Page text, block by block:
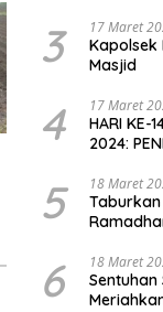
3 17 Maret
Kapolsek
Masjid
4 17 Maret
HARI KE-
2024:
5 18 Maret
Taburkan
6 18 Maret